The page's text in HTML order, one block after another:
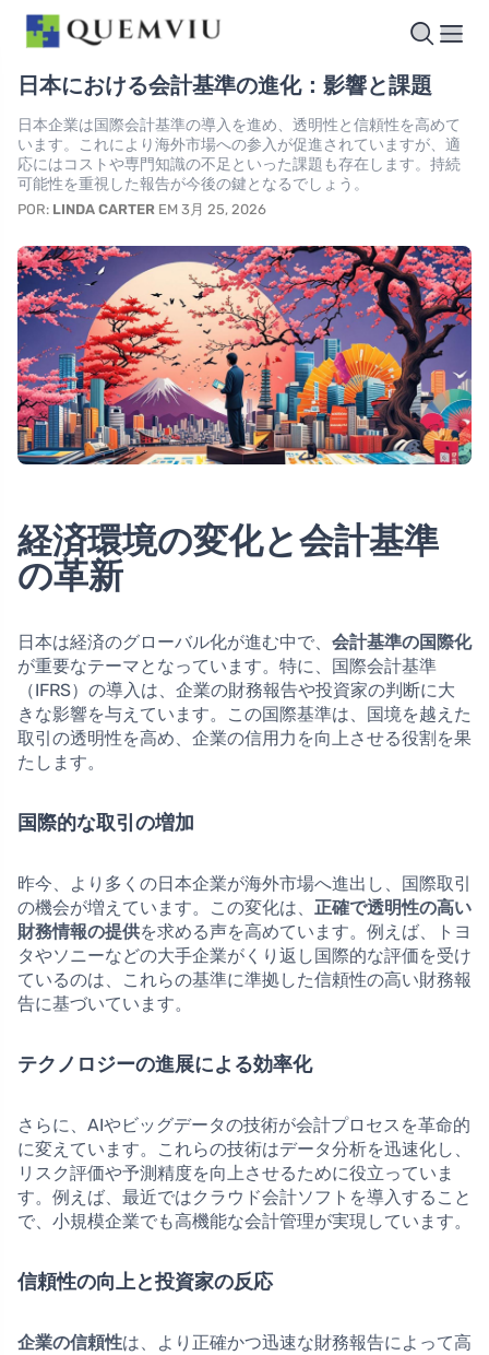
日本における会計基準の進化：影響と課題
日本企業は国際会計基準の導入を進め、透明性と信頼性を高めて
います。これにより海外市場への参入が促進されていますが、適
応にはコストや専門知識の不足といった課題も存在します。持続
可能性を重視した報告が今後の鍵となるでしょう。
POR: LINDA CARTER EM 3月 25, 2026
経済環境の変化と会計基準
の革新
日本は経済のグローバル化が進む中で、 会計基準の国際化
が重要なテーマとなっています。特に、国際会計基準
（IFRS）の導入は、企業の財務報告や投資家の判断に大
きな影響を与えています。この国際基準は、国境を越えた
取引の透明性を高め、企業の信用力を向上させる役割を果
たします。
国際的な取引の増加
昨今、より多くの日本企業が海外市場へ進出し、国際取引
の機会が増えています。この変化は、 正確で透明性の高い
財務情報の提供を求める声を高めています。例えば、トヨ
タやソニーなどの大手企業がくり返し国際的な評価を受け
ているのは、これらの基準に準拠した信頼性の高い財務報
告に基づいています。
テクノロジーの進展による効率化
さらに、AIやビッグデータの技術が会計プロセスを革命的
に変えています。これらの技術はデータ分析を迅速化し、
リスク評価や予測精度を向上させるために役立っていま
す。例えば、最近ではクラウド会計ソフトを導入すること
で、小規模企業でも高機能な会計管理が実現しています。
信頼性の向上と投資家の反応
企業の信頼性は、より正確かつ迅速な財務報告によって高